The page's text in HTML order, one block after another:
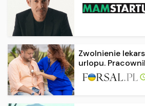
Zwolnienie
urlopu.